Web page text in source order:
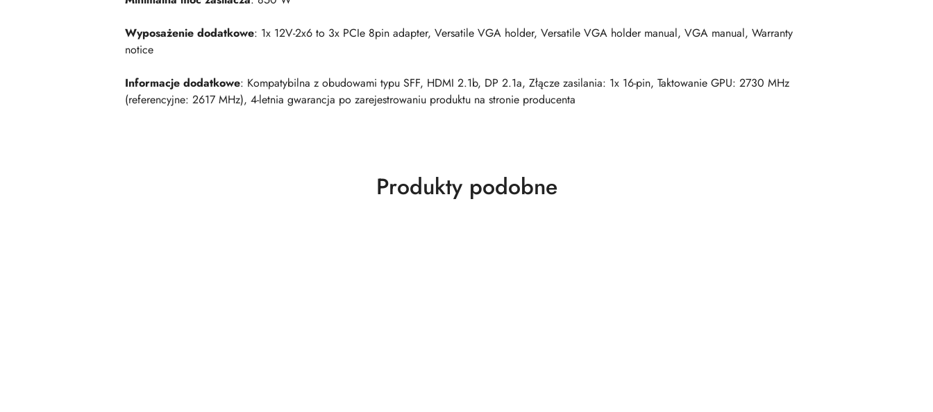
Wyposażenie dodatkowe: 1x 12V-2x6 to 3x PCIe 8pin adapter, Versatile VGA holder, Versatile VGA holder manual, VGA manual, Warranty
notice
Informacje dodatkowe: Kompatybilna z obudowami typu SFF, HDMI 2.1b, DP 2.1a, Złącze zasilania: 1x 16-pin, Taktowanie GPU: 2730 MHz
(referencyjne: 2617 MHz), 4-letnia gwarancja po zarejestrowaniu produktu na stronie producenta
Produkty
Produkty podobne